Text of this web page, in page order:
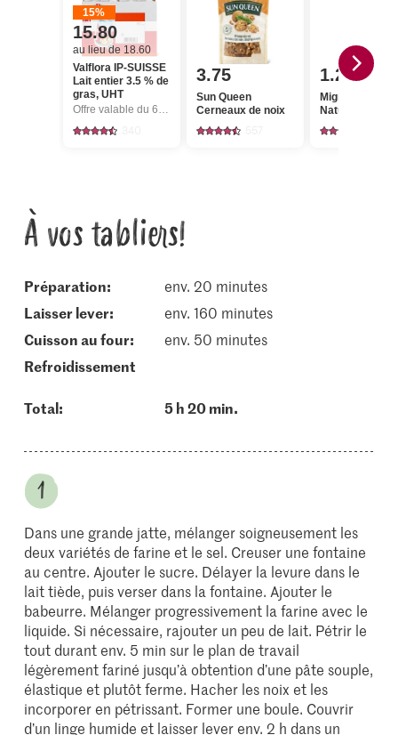
15%
15.80
au lieu de 18.60
Valflora IP-SUISSE
Lait entier 3.5 % de
gras, UHT
Offre valable du 6.8 au 12.8.2026, jusqu’à épuisement du stock.
3.75
Sun Queen
Cerneaux de noix
1.20
Migros
Nature
À vos tabliers!
Préparation:
env. 20 minutes
laisser lever:
env. 160 minutes
cuisson au four:
env. 50 minutes
refroidissement
Total: 5 h 20 min.
Dans une grande jatte, mélanger soigneusement les
deux variétés de farine et le sel. Creuser une fontaine
au centre. Ajouter le sucre. Délayer la levure dans le
lait tiède, puis verser dans la fontaine. Ajouter le
babeurre. Mélanger progressivement la farine avec le
liquide. Si nécessaire, rajouter un peu de lait. Pétrir le
tout durant env. 5 min sur le plan de travail
légèrement fariné jusqu’à obtention d’une pâte souple,
élastique et plutôt ferme. Hacher les noix et les
incorporer en pétrissant. Former une boule. Couvrir
d’un linge humide et laisser lever env. 2 h dans un